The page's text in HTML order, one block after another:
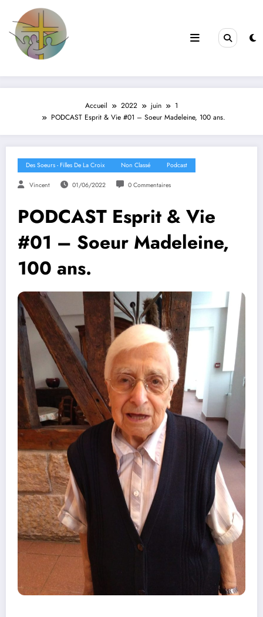
Filles de la Croix
Accueil 2022 juin
1
PODCAST Esprit & Vie #01 – Soeur Madeleine, 100 ans.
Des Soeurs - Filles De La Croix Non Classé Podcast
Vincent 01/06/2022 0 Commentaires
PODCAST Esprit & Vie
#01 – Soeur Madeleine,
100 ans.